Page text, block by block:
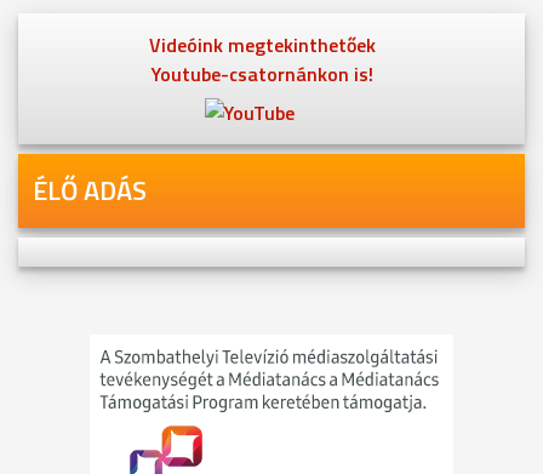
Videóink megtekinthetőek
Youtube-csatornánkon is!
ÉLŐ ADÁS